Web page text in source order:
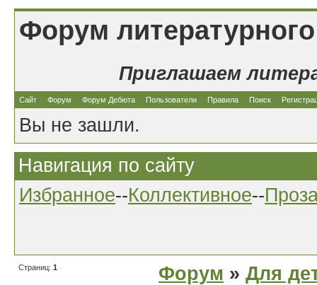
Форум
Приглашаем
Сайт Форум Форум Дебюта Пользователи Правила Поиск
Вы не зашли.
Навигация по сайту
Избранное--Коллективное--
Страниц: 1 Форум » Для